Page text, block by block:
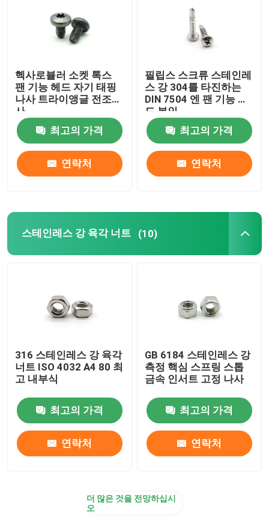
아연 도금된 볼트와 핵심
자기 태핑 나사
스테인레스 강 육각 너트
풍력 에너지 파스너
태양 패널 파스너
나일론 삽입물 고정 나사
스터드 나사산이 있는 봉
탄소강 플랜지 너트
스프링 강철 세탁기
헥사로뷸러 소켓 톡스
팬 기능 헤드 자기 태핑
나사 트라이앵글 전조나
사
최고의 가격
연락처
필립스 스크류 스테인레
스 강 304를 타진하는
DIN 7504 엔 팬 기능 헤
드 본인
최고의 가격
연락처
스테인레스 강 육각 너트 (10)
316 스테인레스 강 육각
너트 ISO 4032 A4 80 최
고 내부식
최고의 가격
연락처
GB 6184 스테인레스 강
측정 핵심 스프링 스톱
금속 인서트 고정 나사
최고의 가격
연락처
더 많은 것을 전망하십시
오